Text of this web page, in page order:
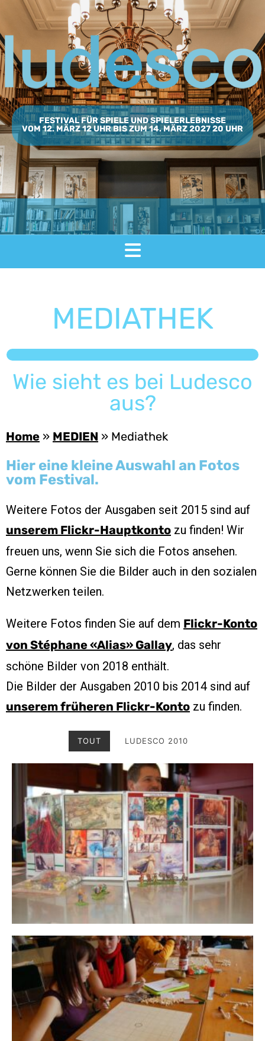
FESTIVAL FÜR SPIELE UND SPIELERLEBNISSE
VOM 12. MÄRZ 12 UHR BIS ZUM 14. MÄRZ 2027 20 UHR
MEDIATHEK
Wie sieht es bei Ludesco
aus?
Home » MEDIEN » Mediathek
Hier eine kleine Auswahl an Fotos
vom Festival.
Weitere Fotos der Ausgaben seit 2015 sind auf
unserem Flickr-Hauptkonto zu finden! Wir
freuen uns, wenn Sie sich die Fotos ansehen.
Gerne können Sie die Bilder auch in den sozialen
Netzwerken teilen.
Weitere Fotos finden Sie auf dem Flickr-Konto
von Stéphane «Alias» Gallay, das sehr
schöne Bilder von 2018 enthält.
Die Bilder der Ausgaben 2010 bis 2014 sind auf
unserem früheren Flickr-Konto zu finden.
TOUT LUDESCO 2010